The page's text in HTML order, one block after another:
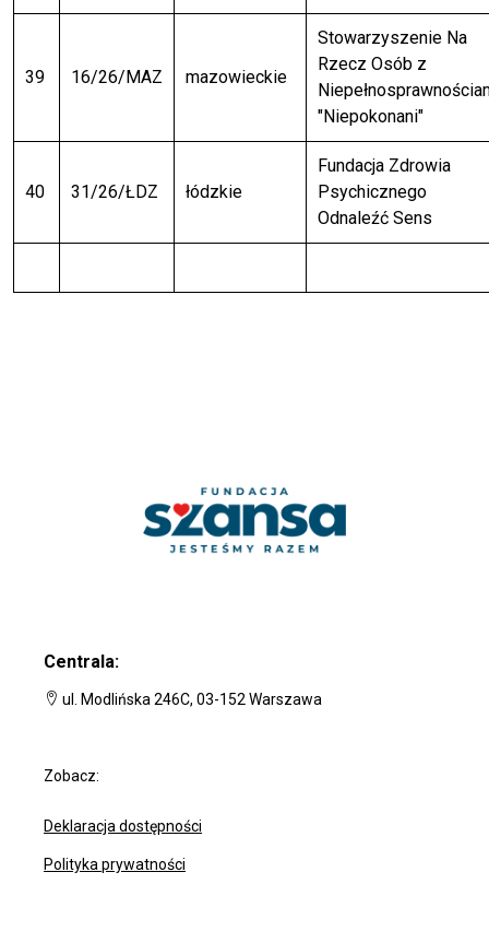
39 16/26/MAZ mazowieckie
Stowarzyszenie Na
Rzecz Osób z
"Niepokonani"
40 31/26/ŁDZ łódzkie
Fundacja Zdrowia
Psychicznego
Odnaleźć Sens
Centrala:
ul. Modlińska 246C, 03-152 Warszawa
Zobacz:
Deklaracja dostępności
Polityka prywatności